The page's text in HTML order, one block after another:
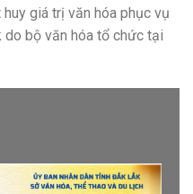
giá trị văn hóa phục vụ
bộ văn hóa tổ chức tại